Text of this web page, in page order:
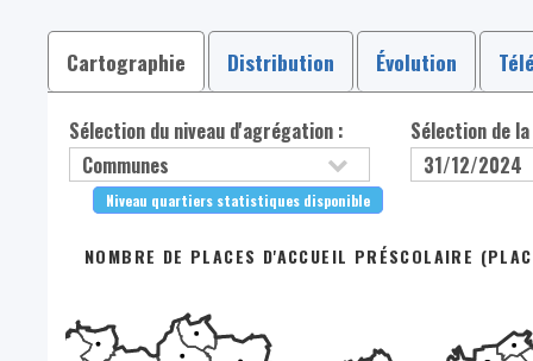
Cartographie Distribution Évolution
Sélection du niveau d'agrégation :
Niveau quartiers statistiques disponible
Sélection de
NOMBRE DE PLACES D'ACCUEIL PRÉSCOLAIRE